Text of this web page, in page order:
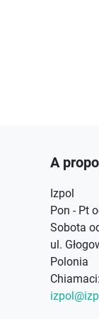
A
Izpol
Pon - Pt
Sobota
ul.
Polonia
Chiamaci: